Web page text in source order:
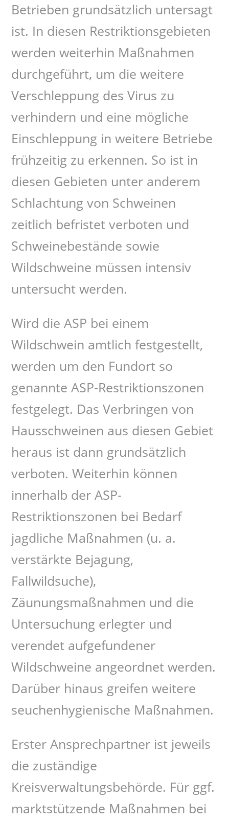
Betrieben grundsätzlich untersagt
ist. In diesen Restriktionsgebieten
werden weiterhin Maßnahmen
durchgeführt, um die weitere
Verschleppung des Virus zu
verhindern und eine mögliche
Einschleppung in weitere Betriebe
frühzeitig zu erkennen. So ist in
diesen Gebieten unter anderem
Schlachtung von Schweinen
zeitlich befristet verboten und
Schweinebestände sowie
Wildschweine müssen intensiv
untersucht werden.
Wird die ASP bei einem
Wildschwein amtlich festgestellt,
werden um den Fundort so
genannte ASP-Restriktionszonen
festgelegt. Das Verbringen von
Hausschweinen aus diesen Gebiet
heraus ist dann grundsätzlich
verboten. Weiterhin können
innerhalb der ASP-
Restriktionszonen bei Bedarf
jagdliche Maßnahmen (u. a.
verstärkte Bejagung,
Fallwildsuche),
Zäunungsmaßnahmen und die
Untersuchung erlegter und
verendet aufgefundener
Wildschweine angeordnet werden.
Darüber hinaus greifen weitere
seuchenhygienische Maßnahmen.
Erster Ansprechpartner ist jeweils
die zuständige
Kreisverwaltungsbehörde. Für ggf.
marktstützende Maßnahmen bei